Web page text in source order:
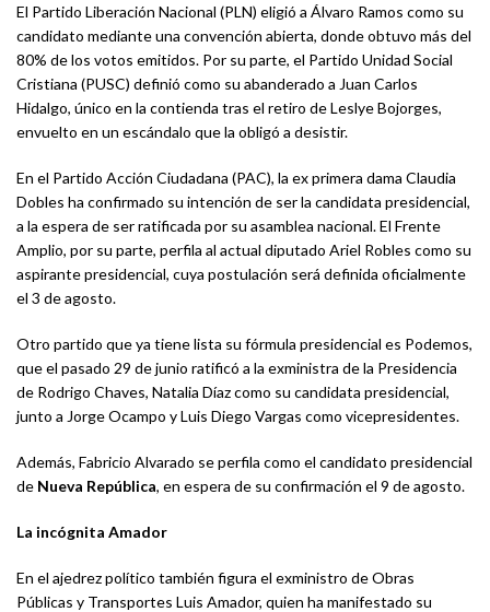
El Partido Liberación Nacional (PLN) eligió a Álvaro Ramos como su
candidato mediante una convención abierta, donde obtuvo más del
80% de los votos emitidos. Por su parte, el Partido Unidad Social
Cristiana (PUSC) definió como su abanderado a Juan Carlos
Hidalgo, único en la contienda tras el retiro de Leslye Bojorges,
envuelto en un escándalo que la obligó a desistir.
En el Partido Acción Ciudadana (PAC), la ex primera dama Claudia
Dobles ha confirmado su intención de ser la candidata presidencial,
a la espera de ser ratificada por su asamblea nacional. El Frente
Amplio, por su parte, perfila al actual diputado Ariel Robles como su
aspirante presidencial, cuya postulación será definida oficialmente
el 3 de agosto.
Otro partido que ya tiene lista su fórmula presidencial es Podemos,
que el pasado 29 de junio ratificó a la exministra de la Presidencia
de Rodrigo Chaves, Natalia Díaz como su candidata presidencial,
junto a Jorge Ocampo y Luis Diego Vargas como vicepresidentes.
Además, Fabricio Alvarado se perfila como el candidato presidencial
de Nueva República, en espera de su confirmación el 9 de agosto.
La incógnita Amador
En el ajedrez político también figura el exministro de Obras
Públicas y Transportes Luis Amador, quien ha manifestado su